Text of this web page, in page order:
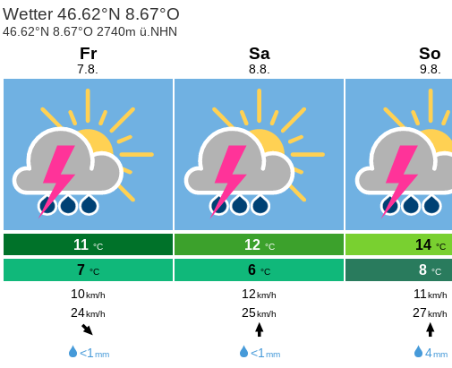
Wetter 46.62°N 8.67°O
46.62°N 8.67°O 2740m ü.NHN
Fr
7.8.
11 °C
7 °C
10km/h
24km/h
<1mm
Sa
8.8.
12 °C
6 °C
12km/h
25km/h
<1mm
So
9.8.
14 °C
8 °C
11 km/h
27 km/h
4mm